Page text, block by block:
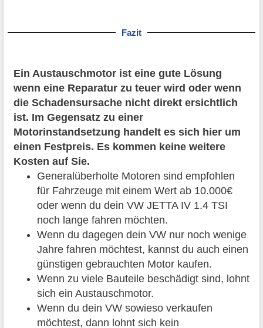
Fazit
Ein Austauschmotor ist eine gute Lösung
wenn eine Reparatur zu teuer wird oder wenn
die Schadensursache nicht direkt ersichtlich
ist. Im Gegensatz zu einer
Motorinstandsetzung handelt es sich hier um
einen Festpreis. Es kommen keine weitere
Kosten auf Sie.
Generalüberholte Motoren sind empfohlen
für Fahrzeuge mit einem Wert ab 10.000€
oder wenn du dein VW JETTA IV 1.4 TSI
noch lange fahren möchten.
Wenn du dagegen dein VW nur noch wenige
Jahre fahren möchtest, kannst du auch einen
günstigen gebrauchten Motor kaufen.
Wenn zu viele Bauteile beschädigt sind, lohnt
sich ein Austauschmotor.
Wenn du dein VW sowieso verkaufen
möchtest, dann lohnt sich kein